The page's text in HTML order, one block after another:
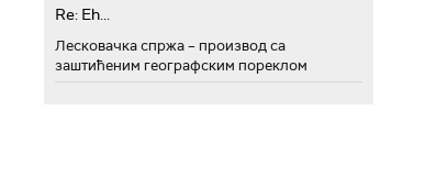
Re: Eh...
Лесковачка спржа – производ са
заштићеним географским пореклом